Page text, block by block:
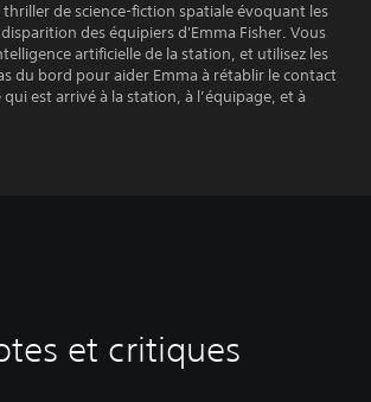
de science-fiction spatiale évoquant les
des équipiers d'Emma Fisher. Vous
artificielle de la station, et utilisez les
du bord pour aider Emma à rétablir le contact
est arrivé à la station, à l’équipage, et à
et critiques